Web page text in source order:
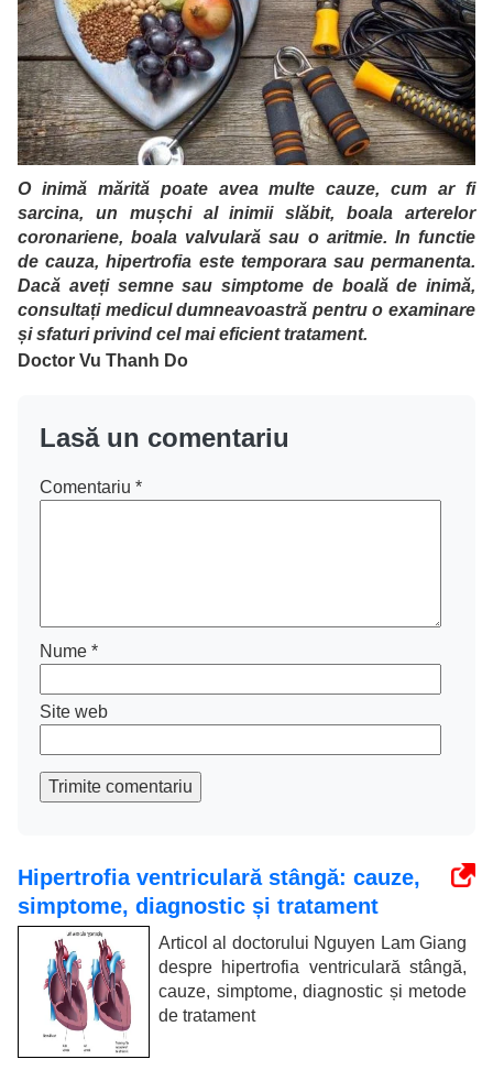
O inimă mărită poate avea multe cauze, cum ar fi
sarcina, un mușchi al inimii slăbit, boala arterelor
coronariene, boala valvulară sau o aritmie. In functie
de cauza, hipertrofia este temporara sau permanenta.
Dacă aveți semne sau simptome de boală de inimă,
consultați medicul dumneavoastră pentru o examinare
și sfaturi privind cel mai eficient tratament.
Doctor Vu Thanh Do
Lasă un comentariu
Comentariu *
Nume *
Site web
Trimite comentariu
Hipertrofia ventriculară stângă: cauze,
simptome, diagnostic și tratament
Articol al doctorului Nguyen Lam Giang
despre hipertrofia ventriculară stângă,
cauze, simptome, diagnostic și metode
de tratament